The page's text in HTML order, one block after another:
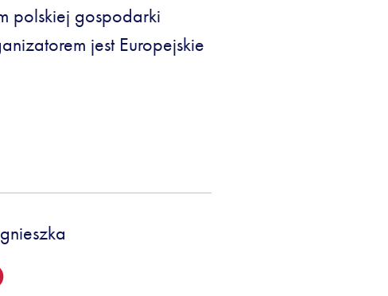
polskiej gospodarki
jest Europejskie